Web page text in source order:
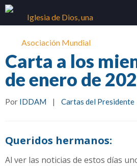
Carta a los
de enero de
Por IDDAM | Cartas del Presidente
Queridos hermanos:
Al ver las noticias de estos días